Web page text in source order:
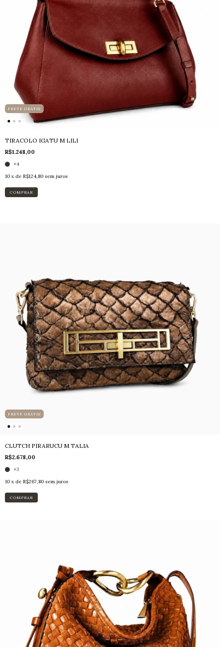
FRETE GRÁTIS
TIRACOLO IGATU M LILI
R$1.248,00
+4
10 x de R$124,80 sem juros
COMPRAR
FRETE GRÁTIS
CLUTCH PIRARUCU M TALIA
R$2.678,00
+3
10 x de R$267,80 sem juros
COMPRAR